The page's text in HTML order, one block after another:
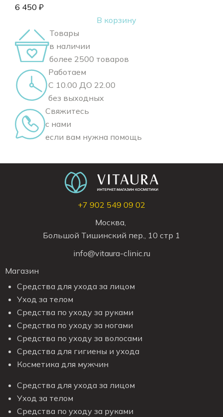
6 450 ₽
В корзину
Товары
в наличии
более 2500 товаров
Работаем
С 10.00 ДО 22.00
без выходных
Свяжитесь
с нами
если вам нужна помощь
+7 902 549 09 02
Москва,
Большой Тишинский пер., 10 стр 1
info@vitaura-clinic.ru
Магазин
Средства для ухода за лицом
Уход за телом
Средства по уходу за руками
Средства по уходу за ногами
Средства по уходу за волосами
Средства для гигиены и ухода
Косметика для мужчин
Средства для ухода за лицом
Уход за телом
Средства по уходу за руками